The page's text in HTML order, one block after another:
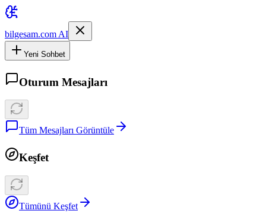
bilgesam.com AI
Yeni Sohbet
Oturum Mesajları
Tüm Mesajları Görüntüle
Keşfet
Tümünü Keşfet